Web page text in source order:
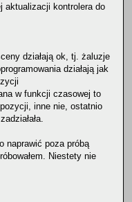
aktualizacji kontrolera do
działają ok, tj. żaluzje
działają jak
w funkcji czasowej to
inne nie, ostatnio
naprawić poza próbą
Niestety nie